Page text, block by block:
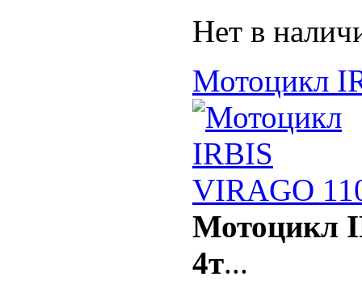
Нет в
Мотоцикл
Мотоцикл
4т...